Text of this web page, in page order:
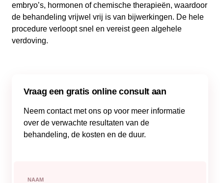
embryo’s, hormonen of chemische therapieën, waardoor
de behandeling vrijwel vrij is van bijwerkingen. De hele
procedure verloopt snel en vereist geen algehele
verdoving.
Vraag een gratis online consult aan
Neem contact met ons op voor meer informatie
over de verwachte resultaten van de
behandeling, de kosten en de duur.
NAAM